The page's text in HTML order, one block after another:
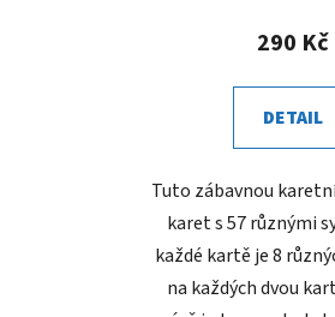
290 Kč
DETAIL
Tuto zábavnou
karet s 57 různými
každé kartě je 8
na každých dvou